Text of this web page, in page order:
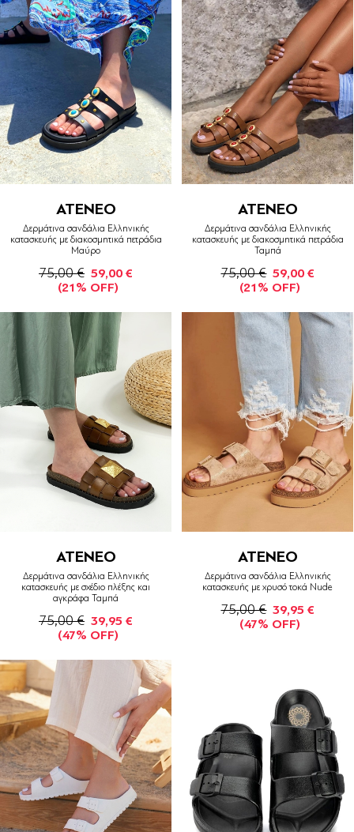
ATENEO
Δερμάτινα σανδάλια Ελληνικής
κατασκευής με διακοσμητικά πετράδια
Μαύρο
75,00 € 59,00 €
(21% OFF)
ATENEO
Δερμάτινα σανδάλια Ελληνικής
κατασκευής με διακοσμητικά πετράδια
Ταμπά
75,00 € 59,00 €
(21% OFF)
ATENEO
Δερμάτινα σανδάλια Ελληνικής
κατασκευής με σχέδιο πλέξης και
αγκράφα Ταμπά
75,00 € 39,95 €
(47% OFF)
ATENEO
Δερμάτινα σανδάλια Ελληνικής
κατασκευής με χρυσό τοκά Nude
75,00 € 39,95 €
(47% OFF)